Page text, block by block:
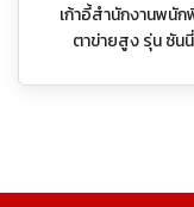
เก้าอี้สำนักงานพนัก
ตาข่ายสูง รุ่น ซันนี่